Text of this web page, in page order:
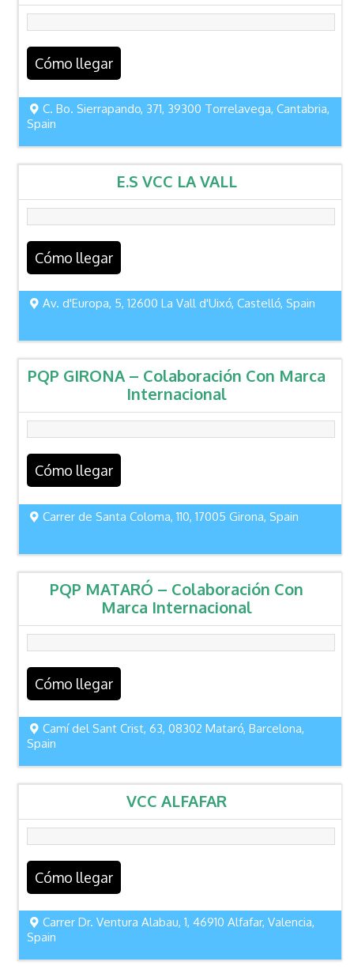
Cómo llegar
C. Bo. Sierrapando, 371, 39300 Torrelavega, Cantabria,
Spain
E.S VCC LA VALL
Cómo llegar
Av. d'Europa, 5, 12600 La Vall d'Uixó, Castelló, Spain
PQP GIRONA – Colaboración Con Marca
Internacional
Cómo llegar
Carrer de Santa Coloma, 110, 17005 Girona, Spain
PQP MATARÓ – Colaboración Con
Marca Internacional
Cómo llegar
Camí del Sant Crist, 63, 08302 Mataró, Barcelona,
Spain
VCC ALFAFAR
Cómo llegar
Carrer Dr. Ventura Alabau, 1, 46910 Alfafar, Valencia,
Spain